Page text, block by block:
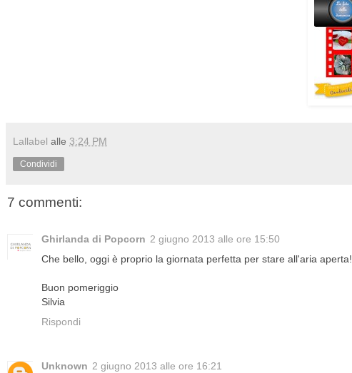
Lallabel alle 3:24 PM
Condividi
7 commenti:
Ghirlanda di Popcorn 2 giugno 2013 alle ore 15:50
Che bello, oggi è proprio la giornata perfetta per stare all'aria aperta!
Buon pomeriggio
Silvia
Rispondi
Unknown 2 giugno 2013 alle ore 16:21